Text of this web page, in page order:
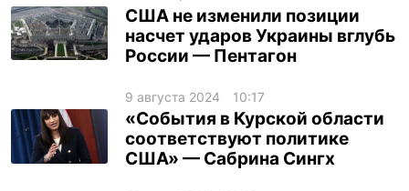
США не изменили позиции
насчет ударов Украины вглубь
России — Пентагон
9 августа 2024 10:17
«События в Курской области
соответствуют политике
США» — Сабрина Сингх